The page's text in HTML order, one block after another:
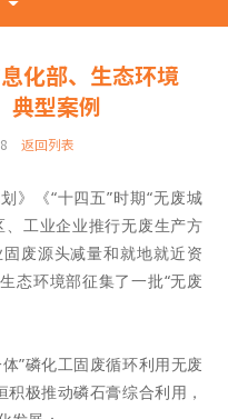
化部、生态环境
型案例
返回列表
》《“十四五”时期“无废城
工业企业推行无废生产方
废源头减量和就地就近资
态环境部征集了一批“无废
”磷化工固废循环利用无废
积极推动磷石膏综合利用，